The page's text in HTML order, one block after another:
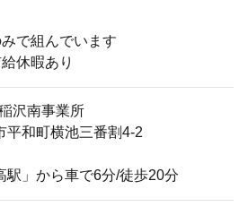
で組んでいます
休暇あり
沢南事業所
平和町横池三番割4-2
駅」から車で6分/徒歩20分